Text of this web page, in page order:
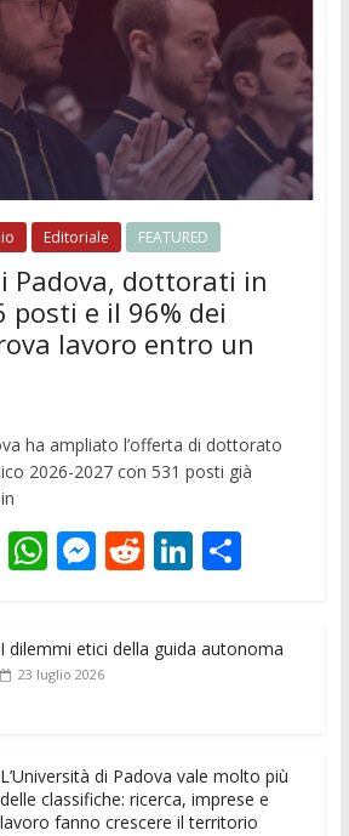
Editoriale FEATURED
Padova, dottorati in
posti e il 96% dei
lavoro entro un
ha ampliato l’offerta di dottorato
2026-2027 con 531 posti già
ai
l
W
s
p
M
ss
e
er
R
di
Li
e
C
di
I dilemmi etici della guida autonoma
23 luglio 2026
L’Università di Padova vale molto più
delle classifiche: ricerca, imprese e
lavoro fanno crescere il territorio